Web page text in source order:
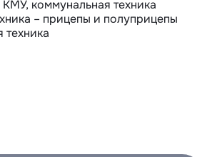
коммунальная техника
– прицепы и полуприцепы
техника